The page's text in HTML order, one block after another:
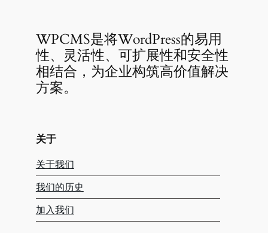
WPCMS是将WordPress的易用
性、灵活性、可扩展性和安全性
相结合，为企业构筑高价值解决
方案。
关于
关于我们
我们的历史
加入我们